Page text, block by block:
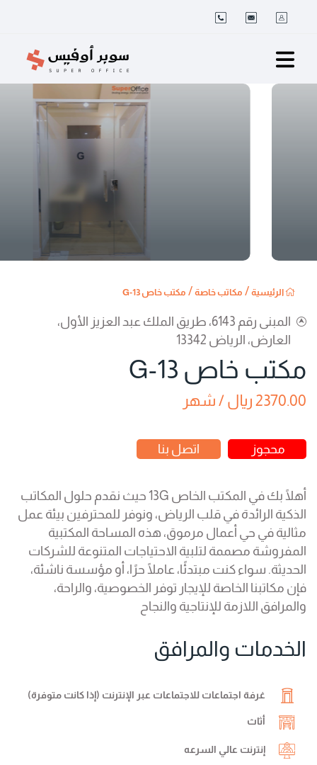
الرئيسية / مكاتب خاصة / مكتب خاص 13-G
المبنى رقم 6143، طريق الملك عبد العزيز الأول،
العارض، الرياض 13342
مكتب خاص 13-G
2370.00 ريال / شهر
محجوز اتصل بنا
أهلًا بك في المكتب الخاص 13G حيث نقدم حلول المكاتب
الذكية الرائدة في قلب الرياض، ونوفر للمحترفين بيئة عمل
مثالية في حي أعمال مرموق، هذه المساحة المكتبية
المفروشة مصممة لتلبية الاحتياجات المتنوعة للشركات
الحديثة. سواء كنت مبتدئًا، عاملًا حرًا، أو مؤسسة ناشئة،
فإن مكاتبنا الخاصة للإيجار توفر الخصوصية، والراحة،
والمرافق اللازمة للإنتاجية والنجاح
الخدمات والمرافق
غرفة اجتماعات للاجتماعات عبر الإنترنت (إذا كانت متوفرة)
أثاث
إنترنت عالي السرعه